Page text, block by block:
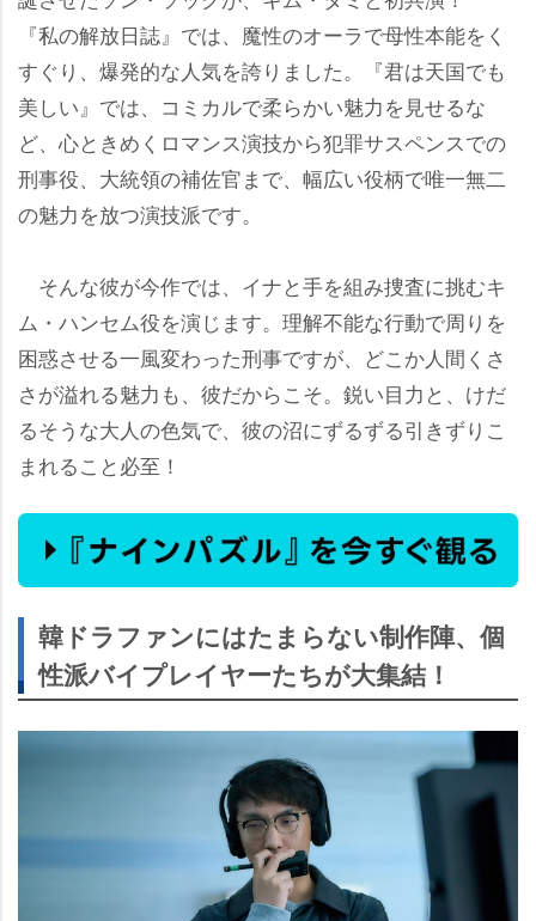
『私の解放日誌』では、魔性のオーラで母性本能をく
すぐり、爆発的な人気を誇りました。『君は天国でも
美しい』では、コミカルで柔らかい魅力を見せるな
ど、心ときめくロマンス演技から犯罪サスペンスでの
刑事役、大統領の補佐官まで、幅広い役柄で唯一無二
の魅力を放つ演技派です。
そんな彼が今作では、イナと手を組み捜査に挑むキ
ム・ハンセム役を演じます。理解不能な行動で周りを
困惑させる一風変わった刑事ですが、どこか人間くさ
さが溢れる魅力も、彼だからこそ。鋭い目力と、けだ
るそうな大人の色気で、彼の沼にずるずる引きずりこ
まれること必至！
韓ドラファンにはたまらない制作陣、個
性派バイプレイヤーたちが大集結！